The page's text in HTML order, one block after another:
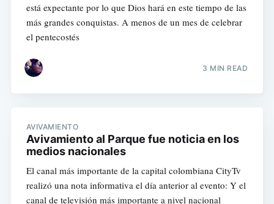
está expectante por lo que Dios hará en este tiempo de las
más grandes conquistas. A menos de un mes de celebrar
el pentecostés
3 MIN READ
AVIVAMIENTO
Avivamiento al Parque fue noticia en los
medios nacionales
El canal más importante de la capital colombiana CityTv
realizó una nota informativa el día anterior al evento: Y el
canal de televisión más importante a nivel nacional